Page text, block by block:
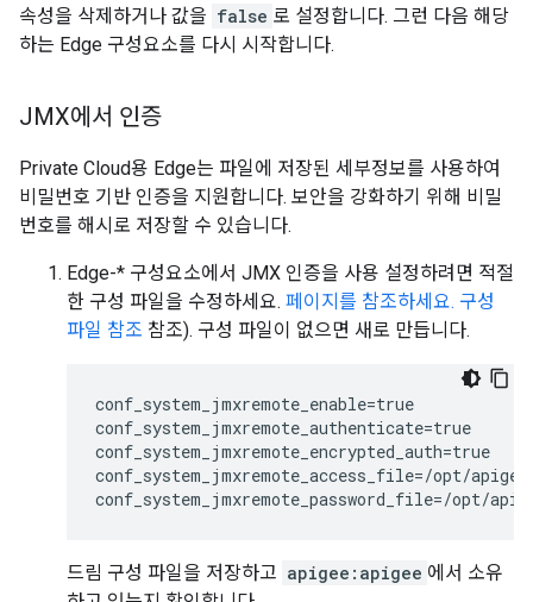
속성을 삭제하거나 값을 false 로 설정합니다. 그런 다음 해당
하는 Edge 구성요소를 다시 시작합니다.
JMX에서 인증
Private Cloud용 Edge는 파일에 저장된 세부정보를 사용하여
비밀번호 기반 인증을 지원합니다. 보안을 강화하기 위해 비밀
번호를 해시로 저장할 수 있습니다.
Edge-* 구성요소에서 JMX 인증을 사용 설정하려면 적절
한 구성 파일을 수정하세요. 페이지를 참조하세요. 구성
파일 참조 참조). 구성 파일이 없으면 새로 만듭니다.
conf_system_jmxremote_enable=true
conf_system_jmxremote_authenticate=true
conf_system_jmxremote_encrypted_auth=true
conf_system_jmxremote_access_file=/opt/
conf_system_jmxremote_password_file=/opt/
드림 구성 파일을 저장하고 apigee:apigee 에서 소유